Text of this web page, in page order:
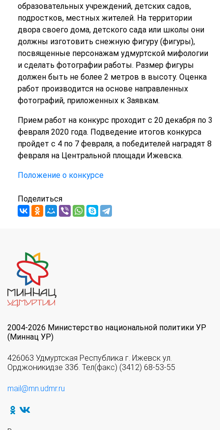
образовательных учреждений, детских садов,
подростков, местных жителей. На территории
двора своего дома, детского сада или школы они
должны изготовить снежную фигуру (фигуры),
посвященные персонажам удмуртской мифологии
и сделать фотографии работы. Размер фигуры
должен быть не более 2 метров в высоту. Оценка
работ производится на основе направленных
фотографий, приложенных к Заявкам.
Прием работ на конкурс проходит с 20 декабря по 3
февраля 2020 года. Подведение итогов конкурса
пройдет с 4 по 7 февраля, а победителей наградят 8
февраля на Центральной площади Ижевска.
Положение о конкурсе
Поделиться
2004-2026 Министерство национальной политики УР
(Миннац УР)
426063 Удмуртская Республика г. Ижевск ул.
Орджоникидзе 33б. Тел(факс) (3412) 68-53-55
mail@mn.udmr.ru